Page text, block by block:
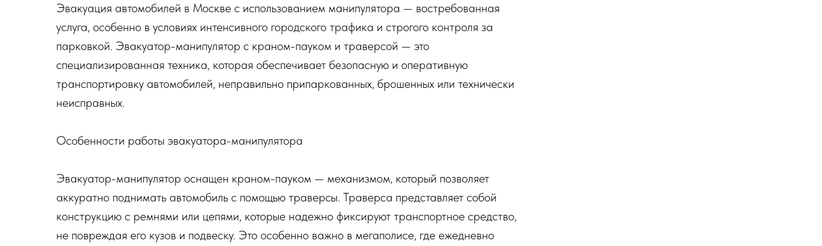
Эвакуация автомобилей в Москве с использованием манипулятора — востребованная
услуга, особенно в условиях интенсивного городского трафика и строгого контроля за
парковкой. Эвакуатор-манипулятор с краном-пауком и траверсой — это
специализированная техника, которая обеспечивает безопасную и оперативную
транспортировку автомобилей, неправильно припаркованных, брошенных или технически
неисправных.
Особенности работы эвакуатора-манипулятора
Эвакуатор-манипулятор оснащен краном-пауком — механизмом, который позволяет
аккуратно поднимать автомобиль с помощью траверсы. Траверса представляет собой
конструкцию с ремнями или цепями, которые надежно фиксируют транспортное средство,
не повреждая его кузов и подвеску. Это особенно важно в мегаполисе, где ежедневно